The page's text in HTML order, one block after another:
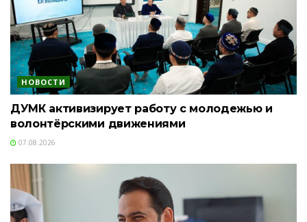
НОВОСТИ
ДУМК активизирует работу с молодежью и
волонтёрскими движениями
07.08.2026